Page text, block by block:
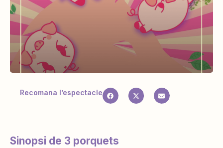
Recomana l’espectacle
Sinopsi de 3 porquets